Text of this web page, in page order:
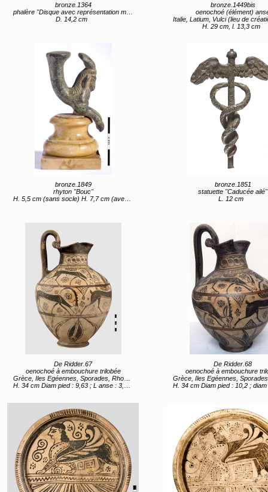
bronze.1364
phalère "Disque avec représentation militaire"
D. 14,2 cm
bronze.1449bis
oenochoé (élément)
Italie, Latium, Vulci (lieu de création) 1er quart 5e
H. 29 cm, l. 13,3 cm
bronze.1849
rhyton "Bouc"
H. 5,5 cm (sans socle) H. 7,7 cm (avec socle)
bronze.1851
statuette "Caducée ailé"
L. 12 cm
De Ridder.67
oenochoé à embouchure trilobée
Grèce, Iles Egéennes, Sporades, Rhodes (lieu de création) 7e siècle av JC
H. 34 cm Diam pied : 9,63 ; L anse : 3,67 ; L embouchure 12,1
De Ridder.68
oenochoé à embouchure
Grèce, Iles Egéennes, Sporades, Rhodes (lieu de création) 7e
H. 34 cm Diam pied : 10,2 ; diam col : 8,4 ; L embouchure : 12,23 ;